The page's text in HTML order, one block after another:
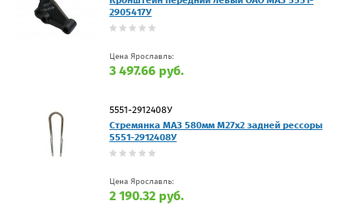
2905417У
Цена Ярославль:
3 497.66 руб.
5551-2912408У
Стремянка МАЗ 580мм М27х2 задней рессоры
5551-2912408У
Цена Ярославль:
2 190.32 руб.